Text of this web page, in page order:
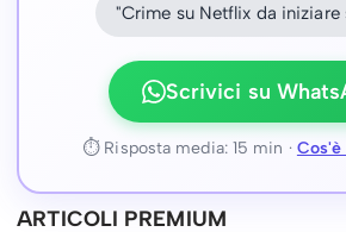
"Crime su Netflix da iniziare
Scrivici su
⏱ Risposta media: 15 min · Cos'è
ARTICOLI PREMIUM